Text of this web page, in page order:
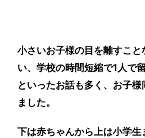
小さいお子様の目を離すこ
い、学校の時間短縮で1人で
といったお話も多く、お子
ました。
下は赤ちゃんから上は小学